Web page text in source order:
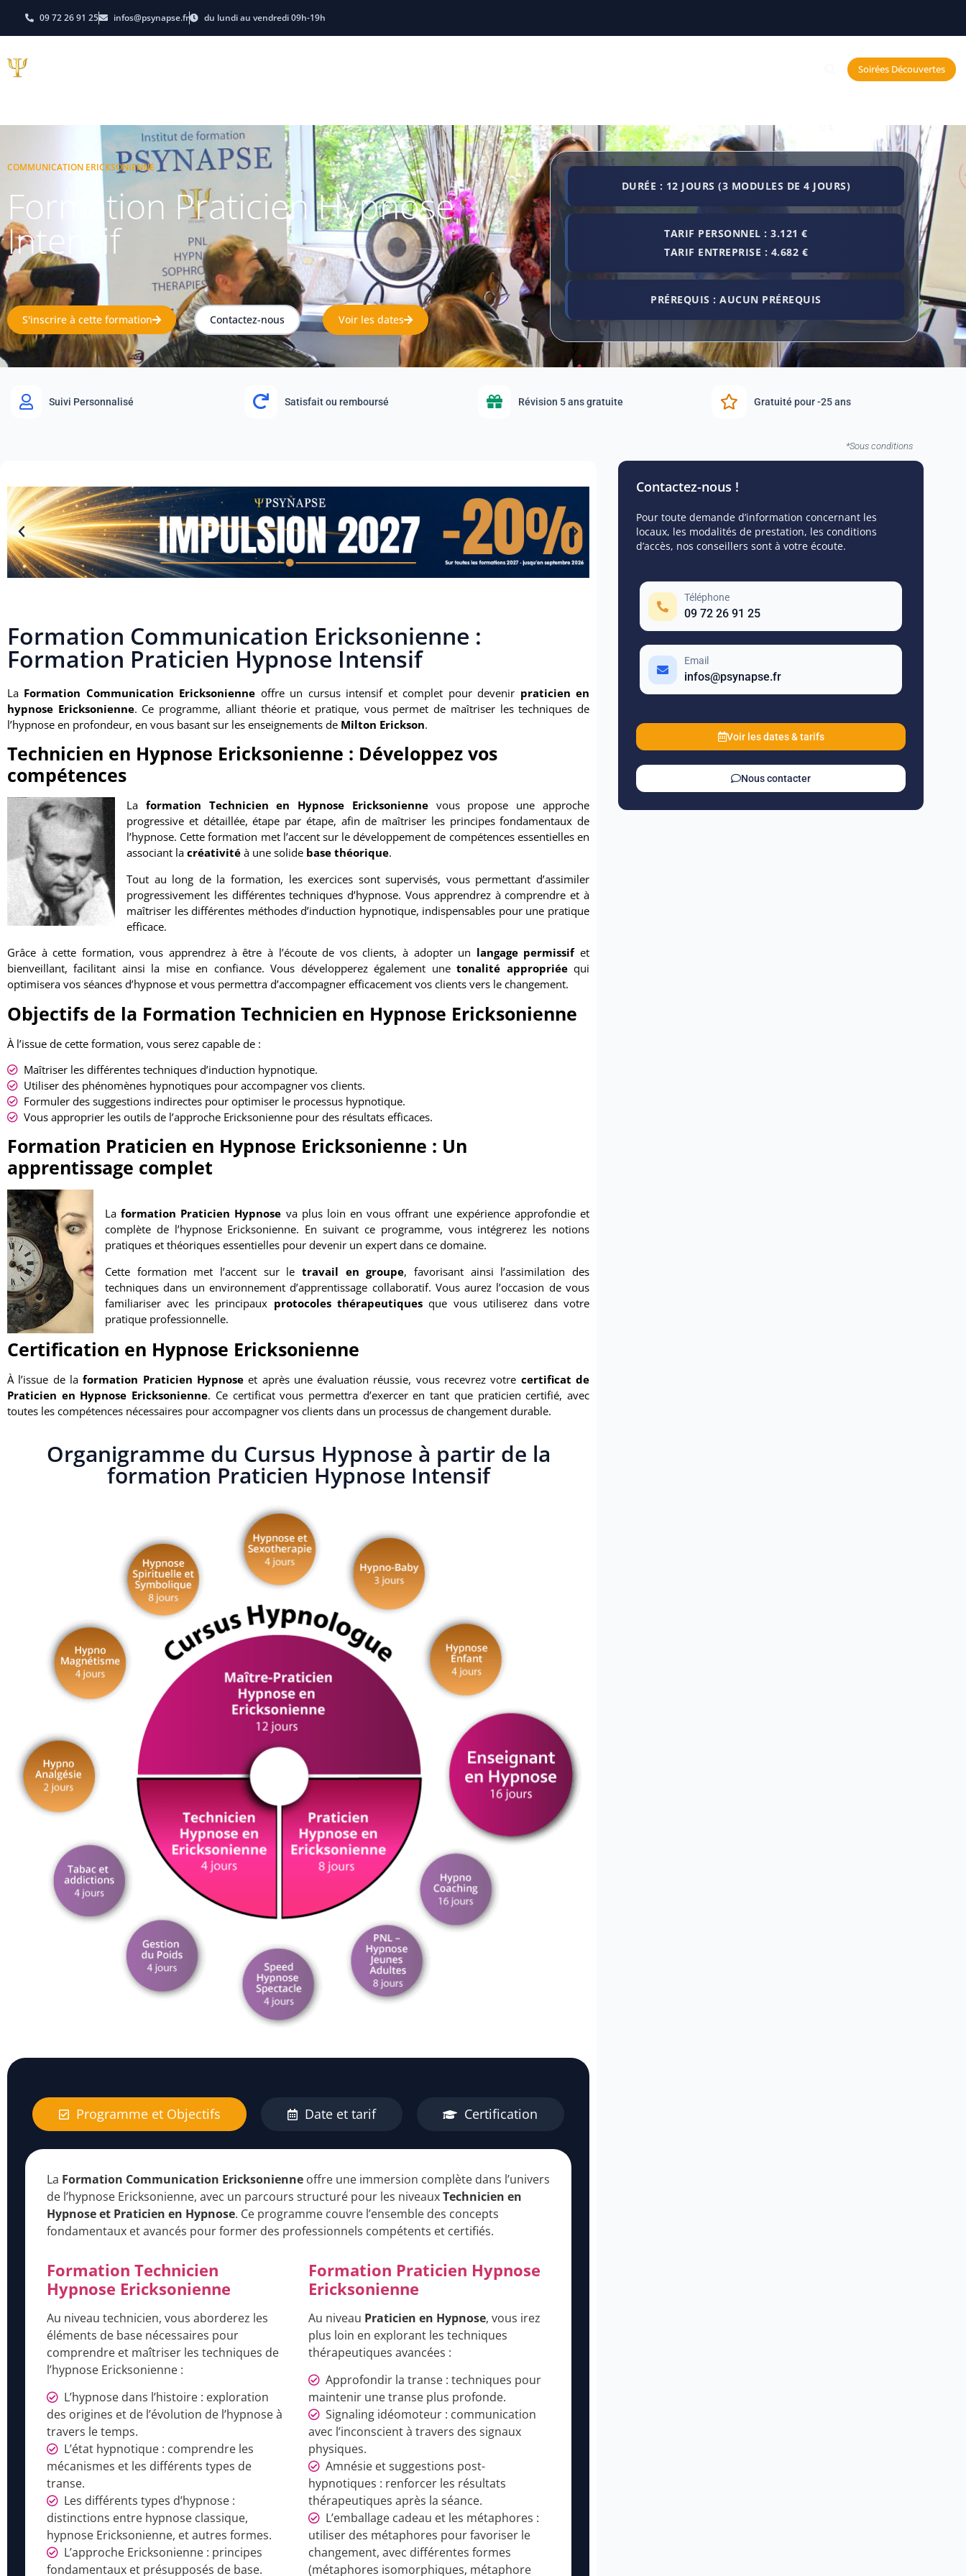
09 72 26 91 25 infos@psynapse.fr du lundi au vendredi 09h-19h
Soirées Découvertes
COMMUNICATION ERICKSONIENNE
Formation Praticien Hypnose
Intensif
S'inscrire à cette formation Contactez-nous Voir les dates
DURÉE : 12 JOURS (3 MODULES DE 4 JOURS)
TARIF PERSONNEL : 3.121 €
TARIF ENTREPRISE : 4.682 €
PRÉREQUIS : AUCUN PRÉREQUIS
Suivi Personnalisé Satisfait ou remboursé Révision 5 ans gratuite Gratuité pour -25 ans
*Sous conditions
Formation Communication Ericksonienne :
Formation Praticien Hypnose Intensif
La Formation Communication Ericksonienne offre un cursus intensif et complet pour devenir praticien en
hypnose Ericksonienne. Ce programme, alliant théorie et pratique, vous permet de maîtriser les techniques de
l’hypnose en profondeur, en vous basant sur les enseignements de Milton Erickson.
Technicien en Hypnose Ericksonienne : Développez vos
compétences
La formation Technicien en Hypnose Ericksoniennevous propose une approche
progressive et détaillée, étape par étape, afin de maîtriser les principes fondamentaux de
l’hypnose. Cette formation met l’accent sur le développement de compétences essentielles en
associant la créativité à une solide base théorique.
Tout au long de la formation, les exercices sont supervisés, vous permettant d’assimiler
progressivement les différentes techniques d’hypnose. Vous apprendrez à comprendre et à
maîtriser les différentes méthodes d’induction hypnotique, indispensables pour une pratique
efficace.
Grâce à cette formation, vous apprendrez à être à l’écoute de vos clients, à adopter un langage permissifet
bienveillant, facilitant ainsi la mise en confiance. Vous développerez également unetonalité appropriéequi
optimisera vos séances d’hypnose et vous permettra d’accompagner efficacement vos clients vers le changement.
Objectifs de la Formation Technicien en Hypnose Ericksonienne
À l’issue de cette formation, vous serez capable de :
Maîtriser les différentes techniques d’induction hypnotique.
Utiliser des phénomènes hypnotiques pour accompagner vos clients.
Formuler des suggestions indirectes pour optimiser le processus hypnotique.
Vous approprier les outils de l’approche Ericksonienne pour des résultats efficaces.
Formation Praticien en Hypnose Ericksonienne : Un
apprentissage complet
Laformation Praticien Hypnose va plus loin en vous offrant une expérience approfondie et
complète de l’hypnose Ericksonienne. En suivant ce programme, vous intégrerez les notions
pratiques et théoriques essentielles pour devenir un expert dans ce domaine.
Cette formation met l’accent sur le travail en groupe, favorisant ainsi l’assimilation des
techniques dans un environnement d’apprentissage collaboratif. Vous aurez l’occasion de vous
familiariser avec les principaux protocoles thérapeutiquesque vous utiliserez dans votre
pratique professionnelle.
Certification en Hypnose Ericksonienne
À l’issue de laformation Praticien Hypnoseet après une évaluation réussie, vous recevrez votre certificat de
Praticien en Hypnose Ericksonienne. Ce certificat vous permettra d’exercer en tant que praticien certifié, avec
toutes les compétences nécessaires pour accompagner vos clients dans un processus de changement durable.
Organigramme du Cursus Hypnose à partir de la
formation Praticien Hypnose Intensif
Programme et Objectifs Date et tarif Certification
La Formation Communication Ericksonienne offre une immersion complète dans l’univers
de l’hypnose Ericksonienne, avec un parcours structuré pour les niveauxTechnicien en
Hypnose et Praticien en Hypnose. Ce programme couvre l’ensemble des concepts
fondamentaux et avancés pour former des professionnels compétents et certifiés.
Formation Technicien
Hypnose Ericksonienne
Au niveau technicien, vous aborderez les
éléments de base nécessaires pour
comprendre et maîtriser les techniques de
l’hypnose Ericksonienne :
L’hypnose dans l’histoire : exploration
des origines et de l’évolution de l’hypnose à
travers le temps.
L’état hypnotique : comprendre les
mécanismes et les différents types de
transe.
Les différents types d’hypnose :
distinctions entre hypnose classique,
hypnose Ericksonienne, et autres formes.
L’approche Ericksonienne : principes
fondamentaux et présupposés de base.
Formation Praticien Hypnose
Ericksonienne
Au niveau Praticien en Hypnose, vous irez
plus loin en explorant les techniques
thérapeutiques avancées :
Approfondir la transe : techniques pour
maintenir une transe plus profonde.
Signaling idéomoteur : communication
avec l’inconscient à travers des signaux
physiques.
Amnésie et suggestions post-
hypnotiques : renforcer les résultats
thérapeutiques après la séance.
L’emballage cadeau et les métaphores :
utiliser des métaphores pour favoriser le
changement, avec différentes formes
(métaphores isomorphiques, métaphore
Contactez-nous !
Pour toute demande d’information concernant les
locaux, les modalités de prestation, les conditions
d’accès, nos conseillers sont à votre écoute.
Téléphone
09 72 26 91 25
Email
infos@psynapse.fr
Voir les dates & tarifs
Nous contacter